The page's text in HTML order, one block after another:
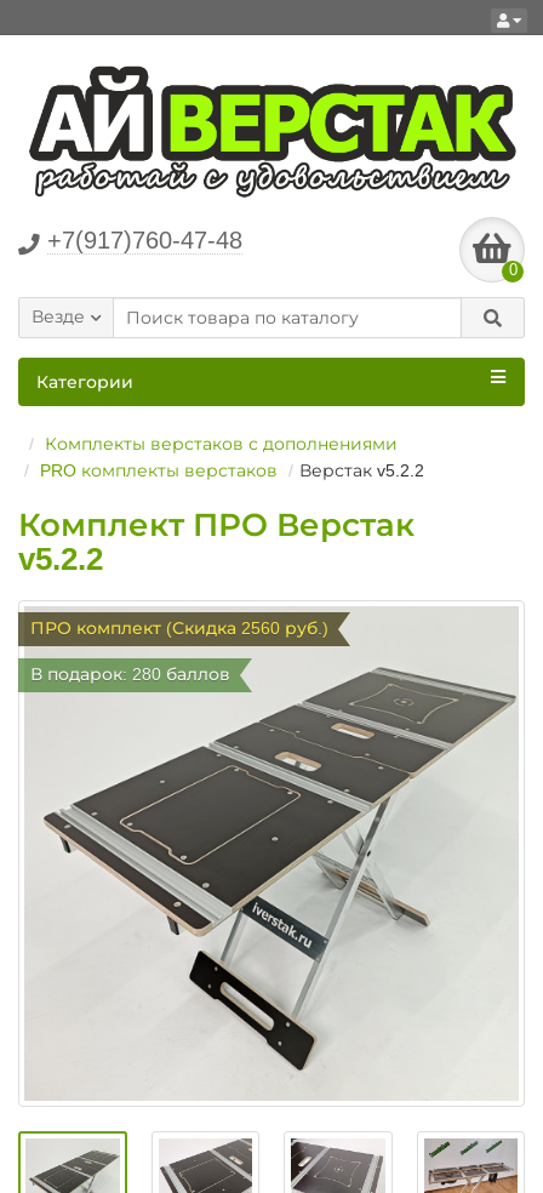
+7(917)760-47-48
0
Везде
Категории
Комплекты верстаков с дополнениями
PRO комплекты верстаков
Верстак v5.2.2
Комплект ПРО Верстак
v5.2.2
ПРО комплект (Скидка 2560 руб.)
В подарок: 280 баллов